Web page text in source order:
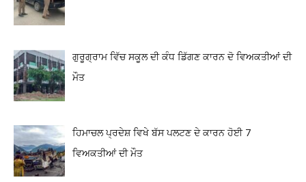
ਗੁਰੂਗ੍ਰਾਮ ਵਿੱਚ ਸਕੂਲ ਦੀ ਕੰਧ ਡਿੱਗਣ ਕਾਰਨ ਦੋ ਵਿਅਕਤੀਆਂ ਦੀ
ਮੌਤ
ਹਿਮਾਚਲ ਪ੍ਰਦੇਸ਼ ਵਿਖੇ ਬੱਸ ਪਲਟਣ ਦੇ ਕਾਰਨ ਹੋਈ 7
ਵਿਅਕਤੀਆਂ ਦੀ ਮੌਤ